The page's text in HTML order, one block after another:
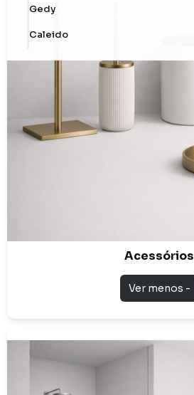
Gedy
Caleido
Acessórios
Ver menos -
Bases e Banheiras